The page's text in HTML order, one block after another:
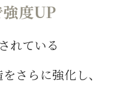
度UP
れている
さらに強化し、